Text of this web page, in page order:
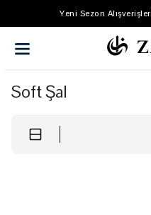
Yeni Sezon
Soft Şal